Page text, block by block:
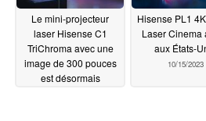
Le mini-projecteur
laser Hisense C1
TriChroma avec une
image de 300 pouces
est désormais
Hisense PL1
Laser Cinema
aux États-
10/15/2023